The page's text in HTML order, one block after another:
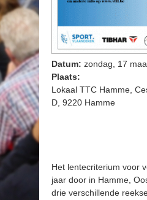
Datum: zondag, 17
Plaats:
Lokaal TTC Hamme,
D, 9220 Hamme
Het lentecriterium voor
jaar door in Hamme,
drie verschillende